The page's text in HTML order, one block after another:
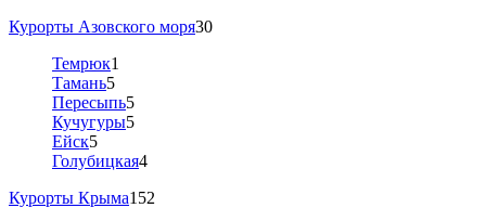
Курорты Азовского моря30
Темрюк1
Тамань5
Пересыпь5
Кучугуры5
Ейск5
Голубицкая4
Курорты Крыма152